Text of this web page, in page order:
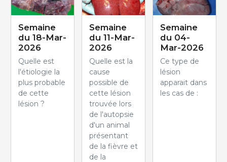
Semaine
du 18-Mar-
2026
Quelle est
l'étiologie la
plus probable
de cette
lésion ?
Semaine
du 11-Mar-
2026
Quelle est la
cause
possible de
cette lésion
trouvée lors
de l'autopsie
d'un animal
présentant
de la fièvre et
de la
Semaine
du 04-
Mar-2026
Ce type de
lésion
apparait dans
les cas de :